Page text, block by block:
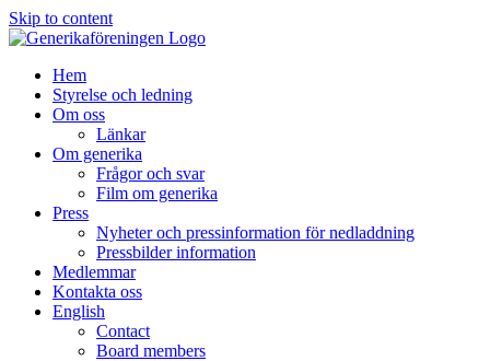
Skip to content
Hem
Styrelse och ledning
Om oss
Länkar
Om generika
Frågor och svar
Film om generika
Press
Nyheter och pressinformation för nedladdning
Pressbilder information
Medlemmar
Kontakta oss
English
Contact
Board members